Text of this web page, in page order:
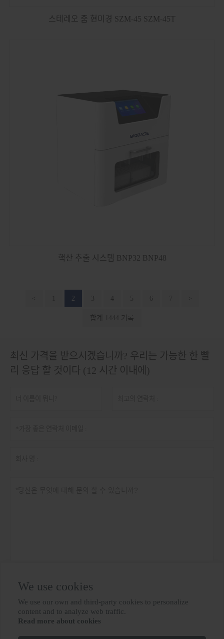
스테레오 줌 현미경 SZM-45 SZM-45T
핵산 추출 시스템 BNP32 BNP48
2 4 5 6 7
합계 1444 기록
최신 가격을 받으시겠습니까? 우리는 가능한 한 빨
리 응답 할 것이다 (12 시간 이내에)
We use cookies
We use our own and third-party cookies to personalize
content and to analyze web traffic.
Read more about cookies